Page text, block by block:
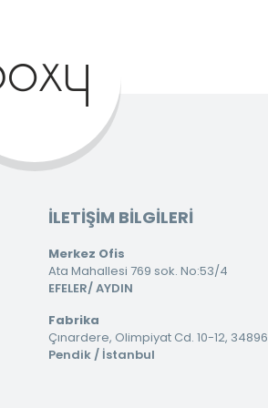
İLETİŞİM BİLGİLERİ
Merkez Ofis
Ata Mahallesi 769 sok. No:53/4
EFELER/ AYDIN
Fabrika
Çınardere, Olimpiyat Cd. 10-12, 34896
Pendik / İstanbul